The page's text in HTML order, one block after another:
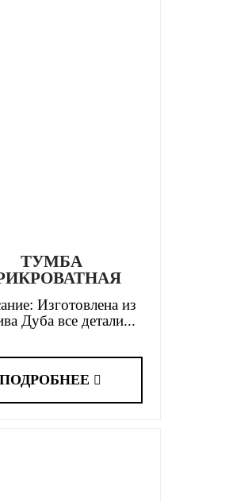
ТУМБА
Изготовлена из
Дуба все детали...
ПОДРОБНЕЕ